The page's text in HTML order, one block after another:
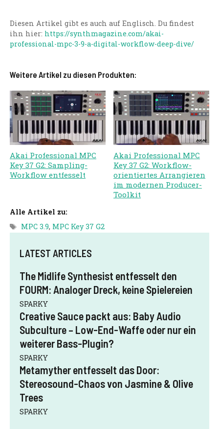
Diesen Artikel gibt es auch auf Englisch. Du findest
ihn hier: https://synthmagazine.com/akai-
professional-mpc-3-9-a-digital-workflow-deep-dive/
Weitere Artikel zu diesen Produkten:
Akai Professional MPC
Key 37 G2: Sampling-
Workflow entfesselt
Akai Professional MPC
Key 37 G2: Workflow-
orientiertes Arrangieren
im modernen Producer-
Toolkit
Alle Artikel zu:
Schlagwörter
MPC 3.9, MPC Key 37 G2
LATEST ARTICLES
The Midlife Synthesist entfesselt den
FOURM: Analoger Dreck, keine Spielereien
SPARKY
Creative Sauce packt aus: Baby Audio
Subculture – Low-End-Waffe oder nur ein
weiterer Bass-Plugin?
SPARKY
Metamyther entfesselt das Door:
Stereosound-Chaos von Jasmine & Olive
Trees
SPARKY